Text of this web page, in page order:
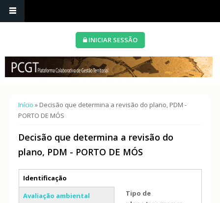
INICIAR SESSÃO
Está aqui
Início » Decisão que determina a revisão do plano, PDM -
PORTO DE MÓS
Decisão que determina a revisão do
plano, PDM - PORTO DE MÓS
Separadores verticais
Identificação
(separador ativo)
Avaliação ambiental
Tipo de